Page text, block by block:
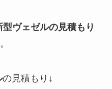
型ヴェゼルの見積もり
の見積もり↓